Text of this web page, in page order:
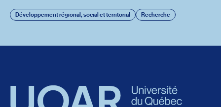
Développement régional, social et territorial Recherche